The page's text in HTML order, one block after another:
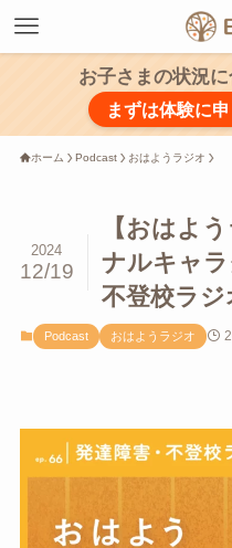
お子さまの状況
まずは体験に
ホーム Podcast おはようラジオ
【おはよ
ナルキャラ
不登校ラジ
2024
12/19
Podcast おはようラジオ